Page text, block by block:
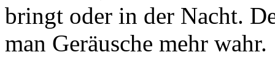
bringt oder in der Nacht.
man Geräusche mehr wahr.